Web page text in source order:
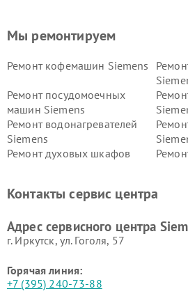
Мы ремонтируем
Ремонт кофемашин Siemens
Ремонт посудомоечных
машин Siemens
Ремонт водонагревателей
Siemens
Ремонт духовых шкафов
Siemens
Siemens
Контакты сервис центра
Адрес сервисного центра
г. Иркутск, ул. ​Гоголя, 57
Горячая линия:
+7 (395) 240-73-88